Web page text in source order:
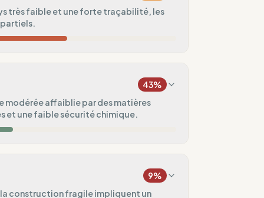
très faible et une forte traçabilité, les
43%
modérée affaiblie par des matières
et une faible sécurité chimique.
9%
construction fragile impliquent un